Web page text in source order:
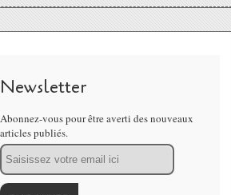
Newsletter
Abonnez-vous pour être averti des nouveaux
articles publiés.
Email